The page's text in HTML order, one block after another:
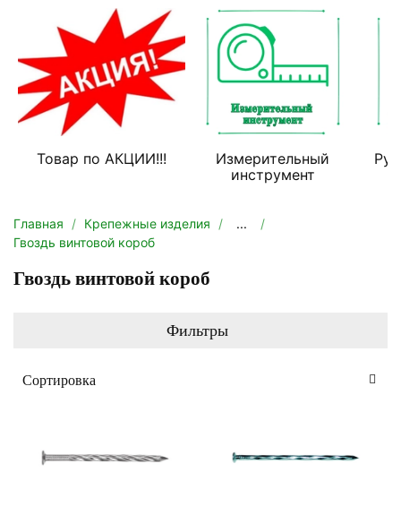
Товар по АКЦИИ!!!
Измерительный
инструмент
Главная Крепежные изделия
...
Гвоздь винтовой короб
Гвоздь винтовой короб
Фильтры